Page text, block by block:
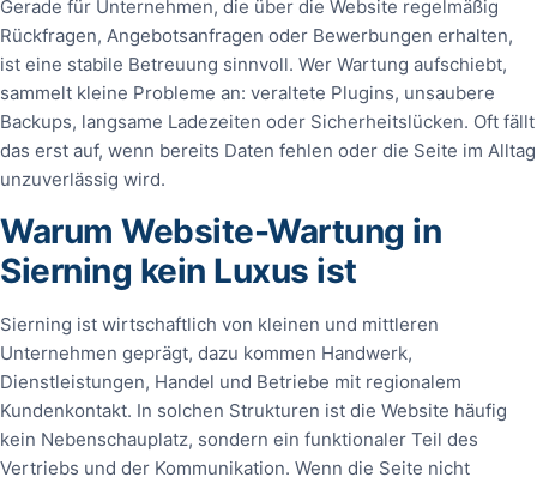
Gerade für Unternehmen, die über die Website regelmäßig
Rückfragen, Angebotsanfragen oder Bewerbungen erhalten,
ist eine stabile Betreuung sinnvoll. Wer Wartung aufschiebt,
sammelt kleine Probleme an: veraltete Plugins, unsaubere
Backups, langsame Ladezeiten oder Sicherheitslücken. Oft fällt
das erst auf, wenn bereits Daten fehlen oder die Seite im Alltag
unzuverlässig wird.
Warum Website-Wartung in
Sierning kein Luxus ist
Sierning ist wirtschaftlich von kleinen und mittleren
Unternehmen geprägt, dazu kommen Handwerk,
Dienstleistungen, Handel und Betriebe mit regionalem
Kundenkontakt. In solchen Strukturen ist die Website häufig
kein Nebenschauplatz, sondern ein funktionaler Teil des
Vertriebs und der Kommunikation. Wenn die Seite nicht